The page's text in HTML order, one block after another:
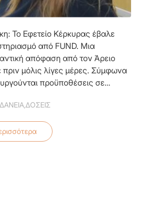
Το Εφετείο Κέρκυρας έβαλε
από FUND. Μια
απόφαση από τον Άρειο
μόλις λίγες μέρες. Σύμφωνα
προϋποθέσεις σε…
ΔΑΝΕΙΑ ΔΟΣΕΙΣ